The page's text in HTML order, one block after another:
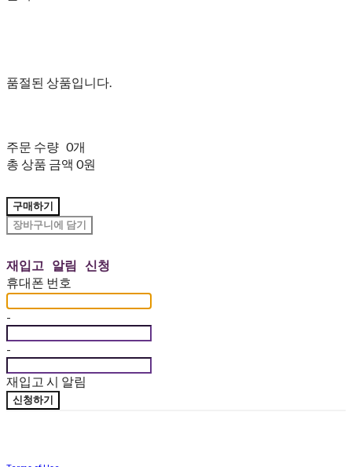
품절된 상품입니다.
주문 수량 0개
총 상품 금액 0원
구매하기
장바구니에 담기
재입고 알림 신청
휴대폰 번호
-
-
재입고 시 알림
신청하기